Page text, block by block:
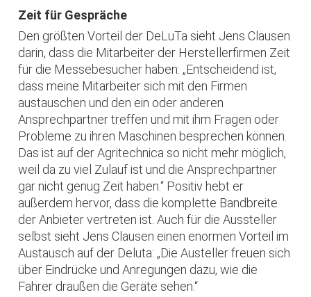
Zeit für Gespräche
Den größten Vorteil der DeLuTa sieht Jens Clausen
darin, dass die Mitarbeiter der Herstellerfirmen Zeit
für die Messebesucher haben: „Entscheidend ist,
dass meine Mitarbeiter sich mit den Firmen
austauschen und den ein oder anderen
Ansprechpartner treffen und mit ihm Fragen oder
Probleme zu ihren Maschinen besprechen können.
Das ist auf der Agritechnica so nicht mehr möglich,
weil da zu viel Zulauf ist und die Ansprechpartner
gar nicht genug Zeit haben.“ Positiv hebt er
außerdem hervor, dass die komplette Bandbreite
der Anbieter vertreten ist. Auch für die Aussteller
selbst sieht Jens Clausen einen enormen Vorteil im
Austausch auf der Deluta: „Die Austeller freuen sich
über Eindrücke und Anregungen dazu, wie die
Fahrer draußen die Geräte sehen.“